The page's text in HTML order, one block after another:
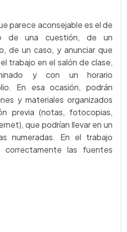
parece aconsejable es el de
de una cuestión, de un
de un caso, y anunciar que
trabajo en el salón de clase,
y con un horario
En esa ocasión, podrán
y materiales organizados
previa (notas, fotocopias,
que podrían llevar en un
numeradas. En el trabajo
las fuentes